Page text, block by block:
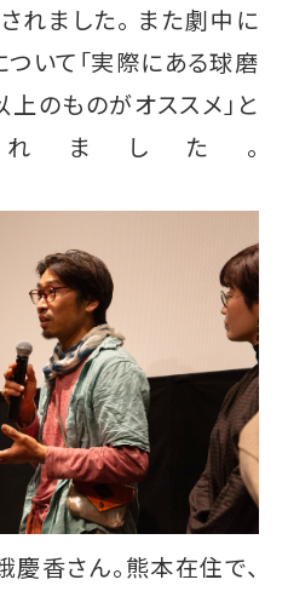
れました。 また劇中に
ついて「実際にある球磨
のものがオススメ」と
ました。
香さん。熊本在住で、